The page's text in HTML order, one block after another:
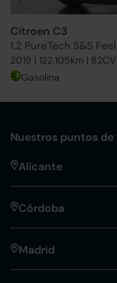
Citroen C3
1.2 PureTech S&S
2019 | 122.105km |
Gasolina
Nuestros puntos
Alicante
Córdoba
Madrid